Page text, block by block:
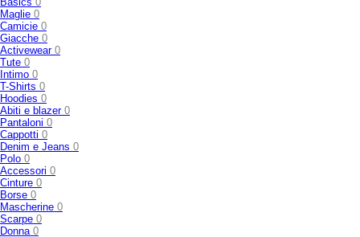
Maglie 0
Camicie 0
Giacche 0
Activewear 0
Tute 0
Intimo 0
T-Shirts 0
Hoodies 0
Abiti e blazer 0
Pantaloni 0
Cappotti 0
Denim e Jeans 0
Polo 0
Accessori 0
Cinture 0
Borse 0
Mascherine 0
Scarpe 0
Donna 0